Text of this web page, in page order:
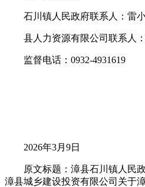
石川镇人民政府联系人：雷小
县人力资源有限公司联系人：
监督电话：0932-4931619
漳
2026年3月9日
原文标题：漳县石川镇人民政
漳县城乡建设投资有限公司关于